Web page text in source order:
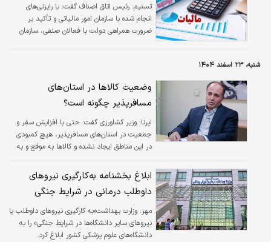
تسنیم:
رئیس اتاق اصناف گفت: با رایزنی‌های
انجام شده با سازمان امور مالیاتی و تأکید بر
ضرورت همراهی دولت با فعالان صنفی، سازمان
شنبه، ۲۳ اسفند ۱۴۰۴
وضعیت کالاها در استان‌های
مسافرپذیر چگونه است؟
ایرنا: وزیر کشاورزی گفت: حتی با افزایش سفر و
جمعیت در استان‌های مسافرپذیر، هیچ کمبودی
در این مناطق ایجاد نشده و کالاها به موقع و به
ابلاغ بخشنامه به‌کارگیری نیروهای
داوطلب درمانی در شرایط جنگی
مهر: وزارت بهداشت«به کارگیری نیروهای داوطلب یا
نیروهای سایر دانشگاه‌ها در شرایط جنگی» را به
دانشگاه‌های علوم پزشکی کشور ابلاغ کرد.